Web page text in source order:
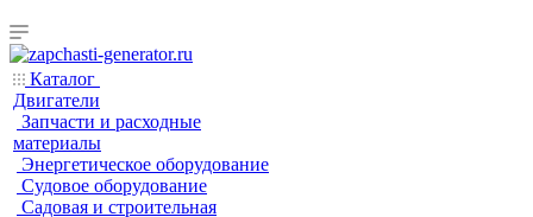
Каталог
Двигатели
Запчасти и расходные
материалы
Энергетическое оборудование
Судовое оборудование
Садовая и строительная